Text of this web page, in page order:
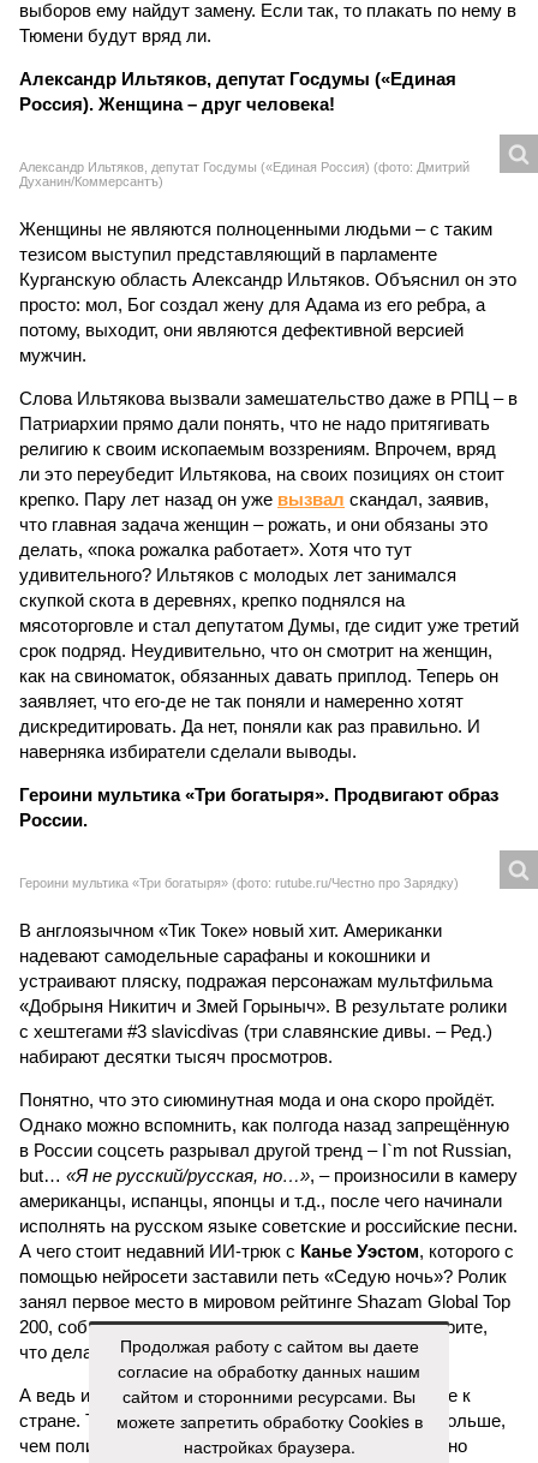
Женщины не являются полноценными людьми – с таким
тезисом выступил представляющий в парламенте
Курганскую область Александр Ильтяков. Объяснил он это
просто: мол, Бог создал жену для Адама из его ребра, а
Слова Ильтякова вызвали замешательство даже в РПЦ – в
религию к своим ископаемым воззрениям. Впрочем, вряд
ли это переубедит Ильтякова, на своих позициях он стоит
крепко. Пару лет назад он ужевызвалскандал, заявив,
что главная задача женщин – рожать, и они обязаны это
делать, «пока рожалка работает». Хотя что тут
удивительного? Ильтяков с молодых лет занимался
скупкой скота в деревнях, крепко поднялся на
мясоторговле и стал депутатом Думы, где сидит уже третий
срок подряд. Неудивительно, что он смотрит на женщин,
как на свиноматок, обязанных давать приплод. Теперь он
заявляет, что его-де не так поняли и намеренно хотят
дискредитировать. Да нет, поняли как раз правильно. И
наверняка избиратели сделали выводы.
Героини мультика «Три богатыря». Продвигают образ
России.
Героини мультика «Три богатыря» (фото: rutube.ru/Честно про Зарядку)
В англоязычном «Тик Токе» новый хит. Американки
устраивают пляску, подражая персонажам мультфильма
«Добрыня Никитич и Змей Горыныч». В результате ролики
набирают десятки тысяч просмотров.
Однако можно вспомнить, как полгода назад запрещённую
в России соцсеть разрывал другой тренд – I`m not Russian,
but…«Я не русский/русская, но…», – произносили в камеру
американцы, испанцы, японцы и т.д., после чего начинали
исполнять на русском языке советские и российские песни.
А чего стоит недавний ИИ-трюк сКанье Уэстом
помощью нейросети заставили петь «Седую ночь»? Ролик
занял первое место в мировом рейтинге Shazam Global Top
200, собрав восторженные комментарии: мол, смотрите,
что делают эти русские!
А ведь из таких мелочей и складывается отношение к
стране. То, что мультики с песнями часто делают больше,
чем политики своими речами, профессионалам давно
известно. Но заявлять о том, что за границей ненавидят
всё русское, конечно, намного проще, чем умело
формировать нужный имидж.
Иван Дмитриев
Опубликовано:09.08.2026 15:00
Отредактировано:
Продолжая работу с сайтом вы даете
согласие на обработку данных нашим
сайтом и сторонними ресурсами. Вы
можете запретить обработку Cookies в
настройках браузера.